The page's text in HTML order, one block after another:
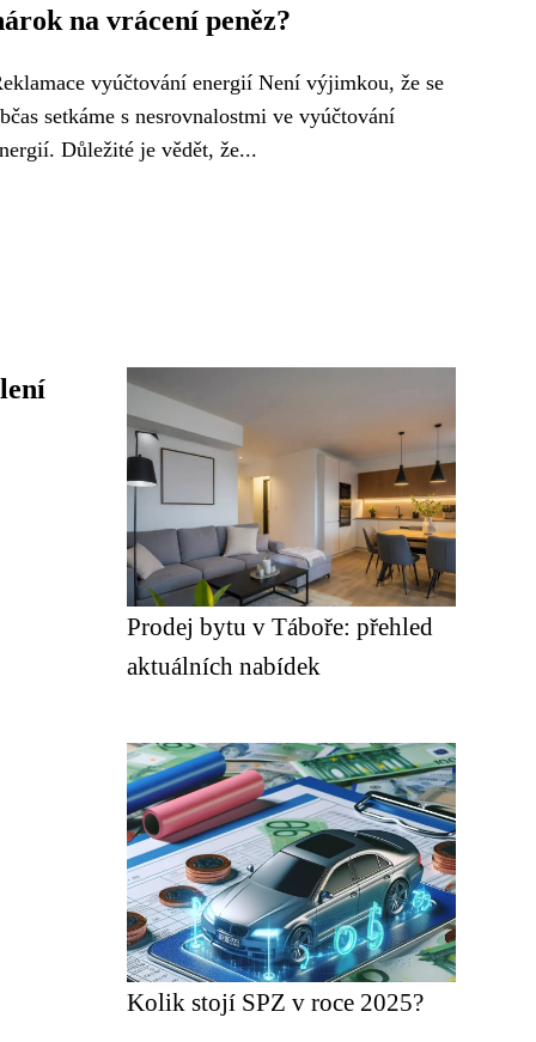
na vrácení peněz?
vyúčtování energií Není výjimkou, že se
setkáme s nesrovnalostmi ve vyúčtování
Důležité je vědět, že...
Prodej bytu v Táboře: přehled
aktuálních nabídek
Kolik stojí SPZ v roce 2025?